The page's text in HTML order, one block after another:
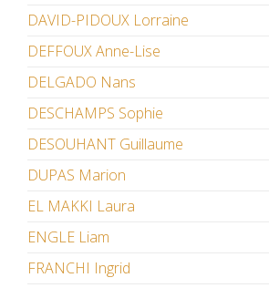
DAVID-PIDOUX Lorraine
DEFFOUX Anne-Lise
DELGADO Nans
DESCHAMPS Sophie
DESOUHANT Guillaume
DUPAS Marion
EL MAKKI Laura
ENGLE Liam
FRANCHI Ingrid